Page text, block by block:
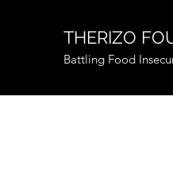
THERIZO
Battling Food